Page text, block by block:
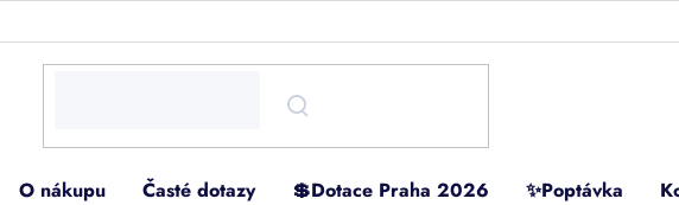
O nákupu Časté dotazy 💲Dotace Praha 2026 ✨Poptávka